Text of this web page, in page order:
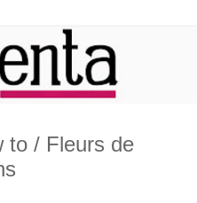
to / Fleurs de